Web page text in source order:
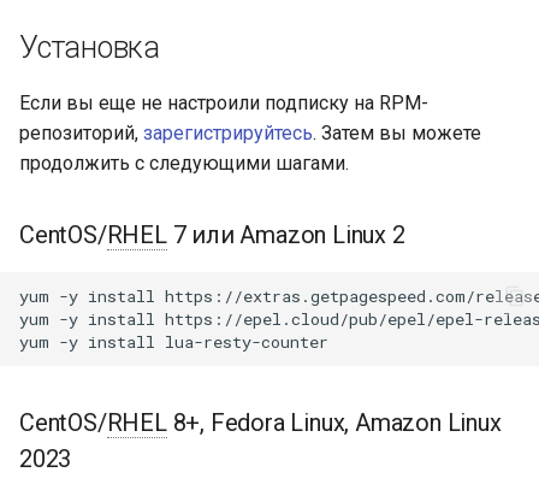
з
а
ц
я
о
к
abuse-guard
access-control
array-var
counter.sync
counter.get
См. также
Tengine Web Server -
и Rocky Linux
Модули NGINX для панели
пакеты
cPanel EA4 NGINX Модули -
Превратите ea-nginx в
мощный инструмент
Поддержка NGINX HTTP/3
Установка
Если вы еще не настроили подписку на RPM-
репозиторий, зарегистрируйтесь. Затем вы можете
продолжить с следующими шагами.
CentOS/RHEL7 или Amazon Linux 2
yum -y install
https://extras.getpagespeed.com/
yum -y install
https://epel.cloud/pub/epel/epel-
yum -y install
CentOS/RHEL8+, Fedora Linux, Amazon Linux
2023